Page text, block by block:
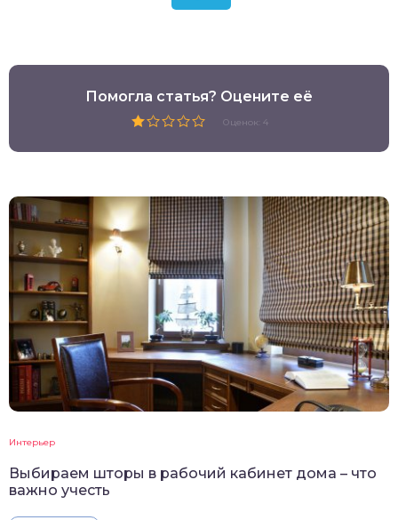
Помогла статья? Оцените её
Оценок: 4
Интерьер
Выбираем шторы в рабочий кабинет дома – что
важно учесть